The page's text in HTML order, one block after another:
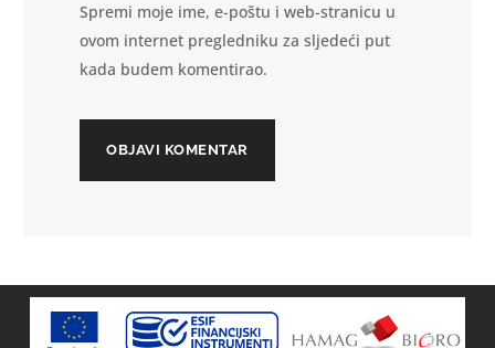
Spremi moje ime, e-poštu i web-stranicu u
ovom internet pregledniku za sljedeći put
kada budem komentirao.